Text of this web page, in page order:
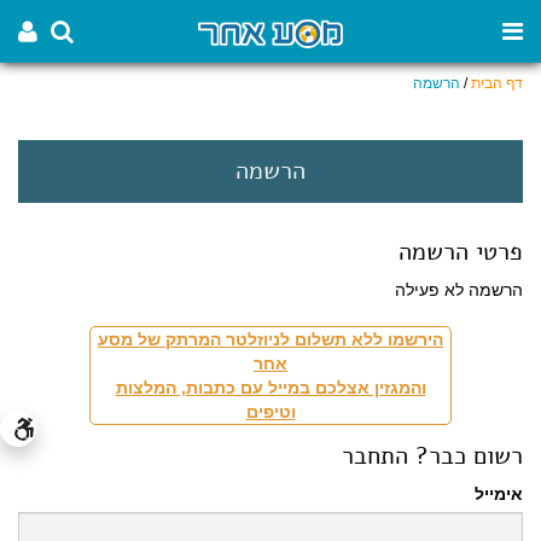
דף הבית/ הרשמה
הרשמה
פרטי הרשמה
הרשמה לא פעילה
הירשמו ללא תשלום לניוזלטר המרתק של מסע
אחר
והמגזין אצלכם במייל עם כתבות, המלצות
וטיפים
רשום כבר? התחבר
אימייל